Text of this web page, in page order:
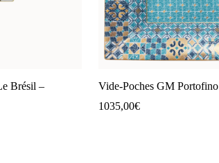
Brésil –
Vide-Poches GM Portofino
1035,00€